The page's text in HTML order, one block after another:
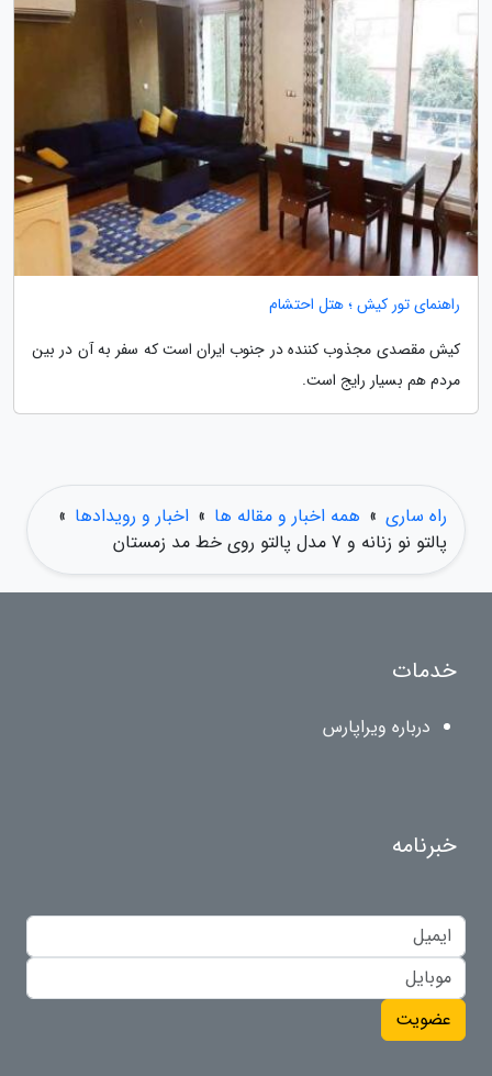
راهنمای تور کیش ؛ هتل احتشام
کیش مقصدی مجذوب کننده در جنوب ایران است که سفر به آن در بین
مردم هم بسیار رایج است.
راه ساری » همه اخبار و مقاله ها » اخبار و رویدادها »
پالتو نو زنانه و 7 مدل پالتو روی خط مد زمستان
خدمات
درباره ویراپارس
خبرنامه
عضویت